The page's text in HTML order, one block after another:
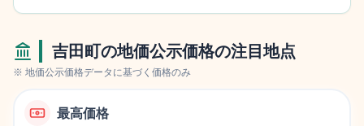
吉田町の地価公示価格の注目地点
※ 地価公示価格データに基づく価格のみ
最高価格